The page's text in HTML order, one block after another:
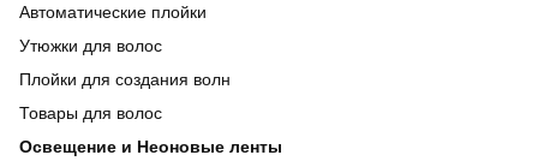
Автоматические плойки
Утюжки для волос
Плойки для создания волн
Товары для волос
Освещение и Неоновые ленты